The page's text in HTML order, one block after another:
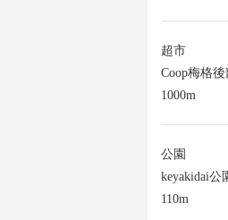
超市
Coop梅格
1000m
公園
keyakidai公
110m